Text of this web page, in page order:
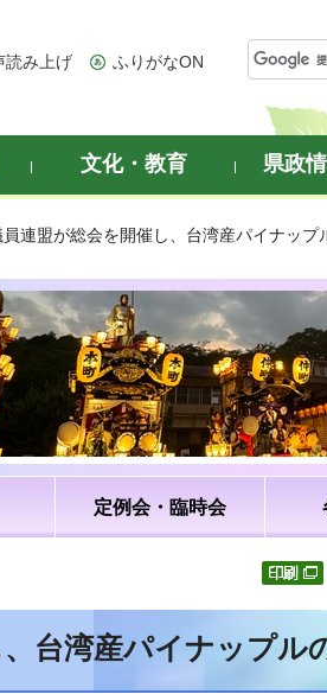
読み上げ ふりがなON
文化・教育 県政
連盟が総会を開催し、台湾産パイナップ
定例会・臨時会
台湾産パイナップル